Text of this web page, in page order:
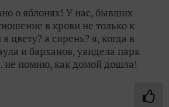
о яблонях! У нас, бывших
в крови не только к
цвету? а сирень? я, когда в
и барханов, увидела парк
не помню, как домой дошла!